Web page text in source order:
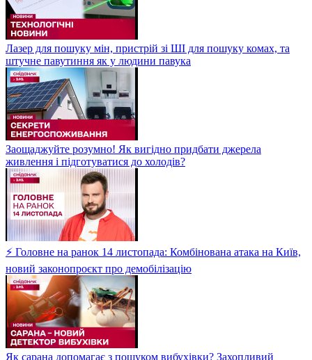
Лазер для пошуку мін, пристрій зі ШІ для пошуку комах, та
штучне павутиння як у людини павука
Заощаджуйте розумно! Як вигідно придбати джерела
живлення і підготуватися до холодів?
⚡ Головне на ранок 14 листопада: Комбінована атака на Київ,
новий законопроєкт про демобілізацію
Як сарана допомагає з пошуком вибухівки? Захопливий